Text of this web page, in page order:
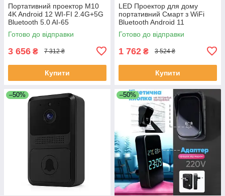
Портативний проектор M10
4K Android 12 WI-FI 2.4G+5G
Bluetooth 5.0 AI-65
Готово до відправки
3 656 ₴ 7 312 ₴
Купити
LED Проектор для дому
портативний Смарт з WiFi
Bluetooth Android 11
1280х720р Black LC-68
Готово до відправки
1 762 ₴ 3 524 ₴
Купити
–50% –50%